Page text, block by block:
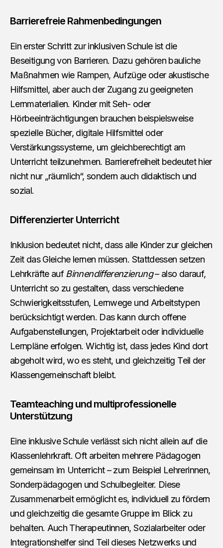
Barrierefreie Rahmenbedingungen
Ein erster Schritt zur inklusiven Schule ist die
Beseitigung von Barrieren. Dazu gehören bauliche
Maßnahmen wie Rampen, Aufzüge oder akustische
Hilfsmittel, aber auch der Zugang zu geeigneten
Lernmaterialien. Kinder mit Seh- oder
Hörbeeinträchtigungen brauchen beispielsweise
spezielle Bücher, digitale Hilfsmittel oder
Verstärkungssysteme, um gleichberechtigt am
Unterricht teilzunehmen. Barrierefreiheit bedeutet hier
nicht nur „räumlich“, sondern auch didaktisch und
sozial.
Differenzierter Unterricht
Inklusion bedeutet nicht, dass alle Kinder zur gleichen
Zeit das Gleiche lernen müssen. Stattdessen setzen
Lehrkräfte auf Binnendifferenzierung– also darauf,
Unterricht so zu gestalten, dass verschiedene
Schwierigkeitsstufen, Lernwege und Arbeitstypen
berücksichtigt werden. Das kann durch offene
Aufgabenstellungen, Projektarbeit oder individuelle
Lernpläne erfolgen. Wichtig ist, dass jedes Kind dort
abgeholt wird, wo es steht, und gleichzeitig Teil der
Klassengemeinschaft bleibt.
Teamteaching und multiprofessionelle
Unterstützung
Eine inklusive Schule verlässt sich nicht allein auf die
Klassenlehrkraft. Oft arbeiten mehrere Pädagogen
gemeinsam im Unterricht – zum Beispiel Lehrerinnen,
Sonderpädagogen und Schulbegleiter. Diese
Zusammenarbeit ermöglicht es, individuell zu fördern
und gleichzeitig die gesamte Gruppe im Blick zu
behalten. Auch Therapeutinnen, Sozialarbeiter oder
Integrationshelfer sind Teil dieses Netzwerks und